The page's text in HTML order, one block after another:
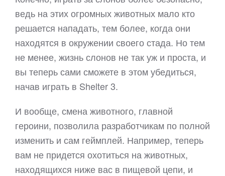
ведь на этих огромных животных мало кто
решается нападать, тем более, когда они
находятся в окружении своего стада. Но тем
не менее, жизнь слонов не так уж и проста, и
вы теперь сами сможете в этом убедиться,
начав играть в Shelter 3.
И вообще, смена животного, главной
героини, позволила разработчикам по полной
изменить и сам геймплей. Например, теперь
вам не придется охотиться на животных,
находящихся ниже вас в пищевой цепи, и